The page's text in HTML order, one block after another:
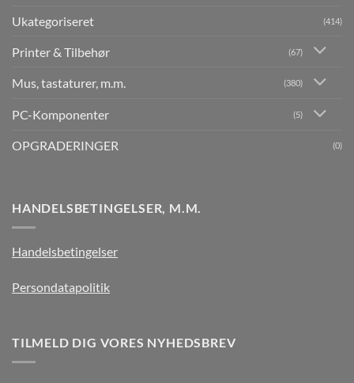
Ukategoriseret (414)
Printer & Tilbehør (67)
Mus, tastaturer, m.m. (380)
PC-Komponenter (5)
OPGRADERINGER (0)
HANDELSBETINGELSER, M.M.
Handelsbetingelser
Persondatapolitik
TILMELD DIG VORES NYHEDSBREV